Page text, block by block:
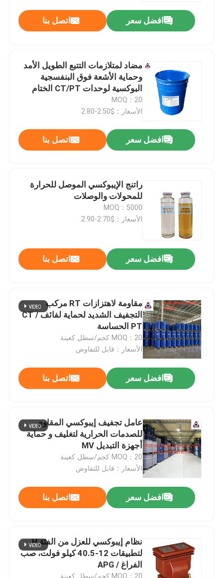
افضل سعر اتصل بنا
مضاد لمتلازمات التتبع الطويل الأمد
وحماية الأشعة فوق البنفسجية
البوكسية لوحدات CT/PT الختام
الكهربائي الممتاز للصمامات ووحدات
CT/PT
MOQ：20
الأسعار：$2.50-2.80
افضل سعر اتصل بنا
راتنج الإيبوكسي الموصل للحرارة
للمحولات والوصلات
MOQ：5000
الأسعار：$2.70-2.90
افضل سعر اتصل بنا
مقاومة لاهتزازات RT مركب
التجفيف الشديد لحماية لفائف CT /
PT الحساسة
MOQ：20 كجم/سطل كعينة
الأسعار：قابل للتفاوض
افضل سعر اتصل بنا
عامل تجفيف إيبوكسي المقاوم
للصدمات الحرارية لتغليف و حماية
أجهزة التبديل MV
MOQ：20 كجم/سطل كعينة
الأسعار：قابل للتفاوض
افضل سعر اتصل بنا
نظام إيبوكسي للعزل من الفئة H
لتطبيقات 12-40.5 كيلو فولت، صب
الفراغ / APG
MOQ：20 كجم/سطل كعينة